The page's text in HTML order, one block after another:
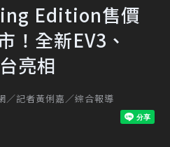
Edition售價
！全新EV3、
亮相
／記者黃俐嘉／綜合報導